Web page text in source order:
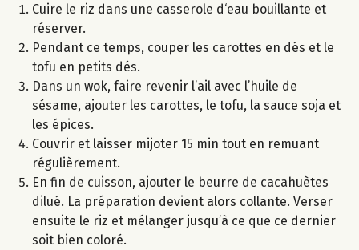
Cuire le riz dans une casserole d‘eau bouillante et
réserver.
Pendant ce temps, couper les carottes en dés et le
tofu en petits dés.
Dans un wok, faire revenir l’ail avec l’huile de
sésame, ajouter les carottes, le tofu, la sauce soja et
les épices.
Couvrir et laisser mijoter 15 min tout en remuant
régulièrement.
En fin de cuisson, ajouter le beurre de cacahuètes
dilué. La préparation devient alors collante. Verser
ensuite le riz et mélanger jusqu’à ce que ce dernier
soit bien coloré.